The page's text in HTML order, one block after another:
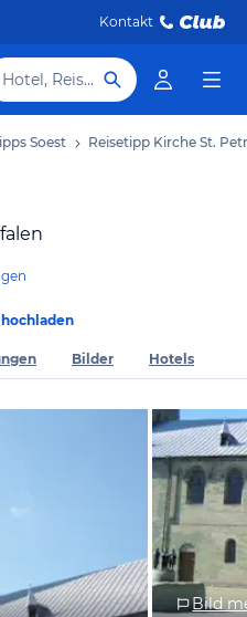
Kontakt
Hotel, Reiseziel
Soest Reisetipp Kirche St.
Bilder Hotels
Bild